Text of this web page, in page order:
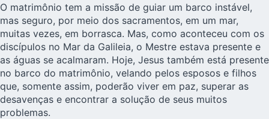
O matrimônio tem a missão de guiar um barco instável,
mas seguro, por meio dos sacramentos, em um mar,
muitas vezes, em borrasca. Mas, como aconteceu com os
discípulos no Mar da Galileia, o Mestre estava presente e
as águas se acalmaram. Hoje, Jesus também está presente
no barco do matrimônio, velando pelos esposos e filhos
que, somente assim, poderão viver em paz, superar as
desavenças e encontrar a solução de seus muitos
problemas.